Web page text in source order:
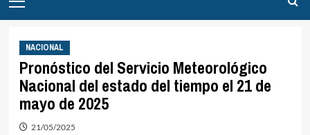
Menu
NACIONAL
Pronóstico del Servicio Meteorológico
Nacional del estado del tiempo el 21 de
mayo de 2025
21/05/2025